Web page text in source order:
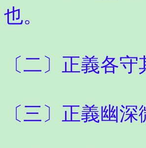
也。
〔二〕正義各
〔三〕正義幽